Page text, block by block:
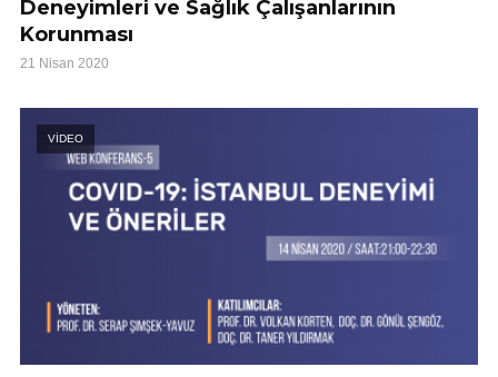
Deneyimleri ve Sağlık Çalışanlarının
Korunması
21 Nisan 2020
VİDEO